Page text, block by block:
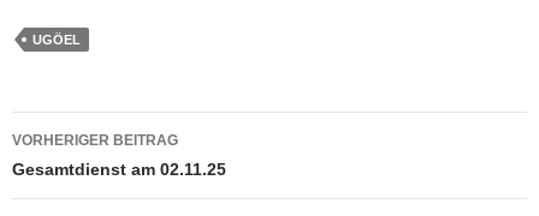
UGÖEL
Beitragsnavigation
VORHERIGER BEITRAG
Gesamtdienst am 02.11.25